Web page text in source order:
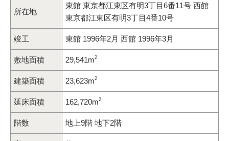
所在地
東館 東京都江東区有明3丁目6番11号 西館
東京都江東区有明3丁目4番10号
竣工 東館 1996年2月 西館 1996年3月
敷地面積 29,541m2
建築面積 23,623m2
延床面積 162,720m2
階数 地上9階 地下2階